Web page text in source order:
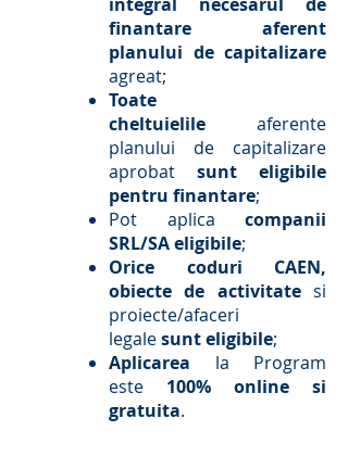
finantare aferent
planului de capitalizare
agreat;
Toate
cheltuielile aferente
planului de capitalizare
aprobat sunt eligibile
pentru finantare;
Pot aplica companii
SRL/SA eligibile;
Orice coduri CAEN,
obiecte de activitatesi
proiecte/afaceri
legalesunt eligibile;
Aplicarea la Program
este 100% online si
gratuita.